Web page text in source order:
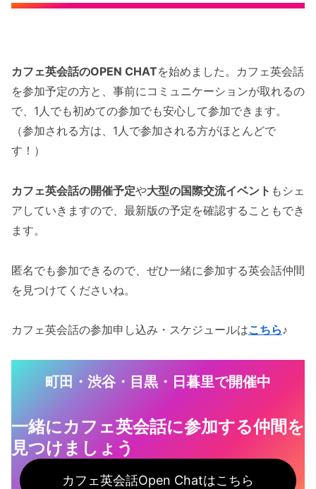
カフェ英会話のOPEN CHATを始めました。カフェ英会話
を参加予定の方と、事前にコミュニケーションが取れるの
で、1人でも初めての参加でも安心して参加できます。
（参加される方は、1人で参加される方がほとんどで
す！）
カフェ英会話の開催予定や大型の国際交流イベント もシェ
アしていきますので、最新版の予定を確認することもでき
ます。
匿名でも参加できるので、ぜひ一緒に参加する英会話仲間
を見つけてくださいね。
カフェ英会話の参加申し込み・スケジュールはこちら♪
町田・渋谷・目黒・日暮里で開催中
一緒にカフェ英会話に参加する仲間を
見つけ ましょう
カフェ英会話Open Chatはこちら